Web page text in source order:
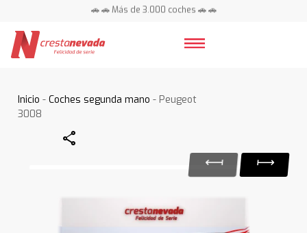
🚗 🚗 Más de 3.000 coches 🚗 🚗
Inicio -Coches segunda mano - Peugeot
3008
Share